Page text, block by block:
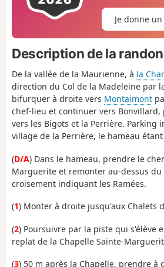
Je donne
Description de la
De la vallée de la Maurienne, à la
direction du Col de la Madeleine par
bifurquer à droite vers Montaimont
chef-lieu et continuer vers
vers les Bigots et la Perrière. Parking
village de la Perrière, le hameau
(D/A) Dans le hameau, prendre le
Marguerite et remonter au-dessus
croisement indiquant les Ramées.
(1) Monter à droite jusqu'aux Chalets
(2) Poursuivre par la piste qui s'élève
replat de la Chapelle Sainte-
(3) 50 m après la Chapelle, prendre à